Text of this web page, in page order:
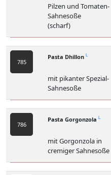
Pilzen und Tomaten-
Sahnesoße
(scharf)
785
Pasta Dhillon L
mit pikanter Spezial-
Sahnesoße
786
Pasta Gorgonzola L
mit Gorgonzola in
cremiger Sahnesoße